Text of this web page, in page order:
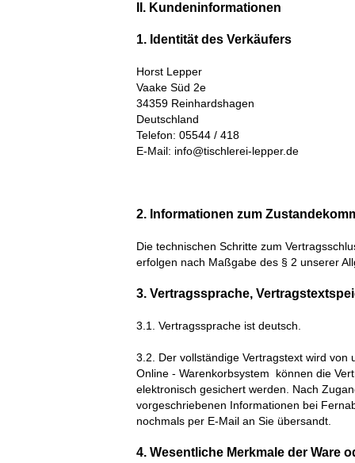
II. Kundeninformationen
1. Identität des Verkäufers
Horst Lepper
Vaake Süd 2e
34359 Reinhardshagen
Deutschland
Telefon: 05544 / 418
E-Mail: info@tischlerei-lepper.de
2. Informationen zum
Die technischen Schritte zum
erfolgen nach Maßgabe des § 2 unserer
3. Vertragssprache,
3.1. Vertragssprache ist deutsch.
3.2. Der vollständige Vertragstext wird
Online - Warenkorbsystem
können die
elektronisch gesichert werden. Nach
vorgeschriebenen Informationen bei
nochmals per E-Mail an Sie übersandt.
4. Wesentliche Merkmale der Ware